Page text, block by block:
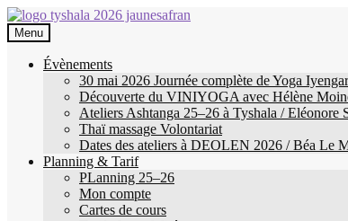
Aller
à
la
navigation
Aller
au
contenu
Menu
Évènements
30 mai 2026 Journée complète de Yoga
Découverte du VINIYOGA avec Hélène
Ateliers Ashtanga 25–26 à Tyshala / Eléonore
Thaï massage Volontariat
Dates des ateliers à DEOLEN 2026 / Béa Le
Planning & Tarif
PLanning 25–26
Mon compte
Cartes de cours